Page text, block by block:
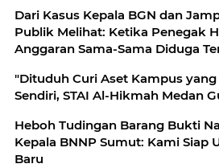
Dari Kasus Kepala BGN dan
Publik Melihat: Ketika Penegak
Anggaran Sama-Sama Diduga
"Dituduh Curi Aset Kampus
Sendiri, STAI Al-Hikmah Medan
Heboh Tudingan Barang Bukti
Kepala BNNP Sumut: Kami Siap
Baru